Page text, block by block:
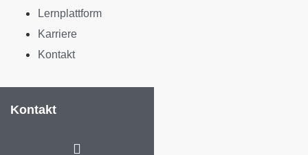
Lernplattform
Karriere
Kontakt
Kontakt